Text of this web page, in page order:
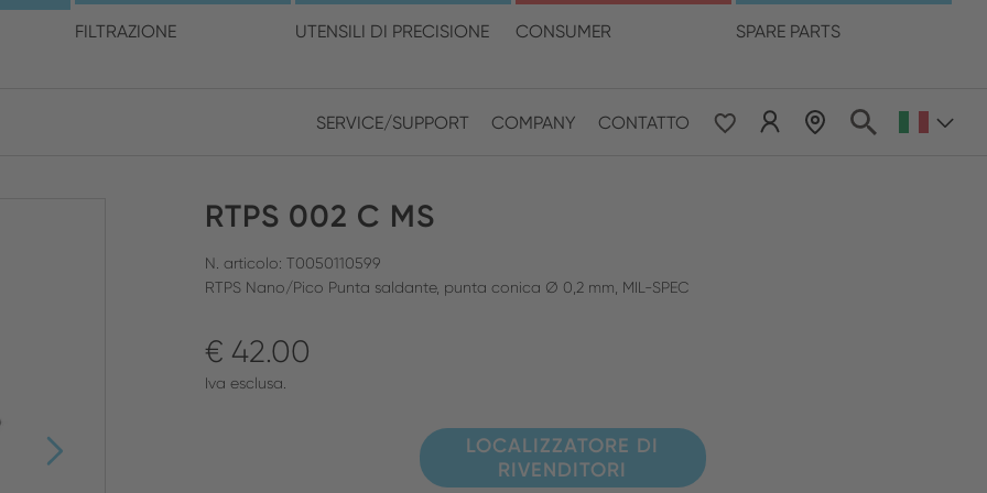
FILTRAZIONE UTENSILI DI PRECISIONE CONSUMER SPARE PARTS
CHIUDI RICERCA
SERVICE/SUPPORT COMPANY CONTATTO
la posizione e la lingua
Asia & Pacific
RTPS 002 C MS
N. articolo: T0050110599
RTPS Nano/Pico Punta saldante, punta conica Ø 0,2 mm, MIL-SPEC
€ 42.00
Iva esclusa.
LOCALIZZATORE DI
RIVENDITORI